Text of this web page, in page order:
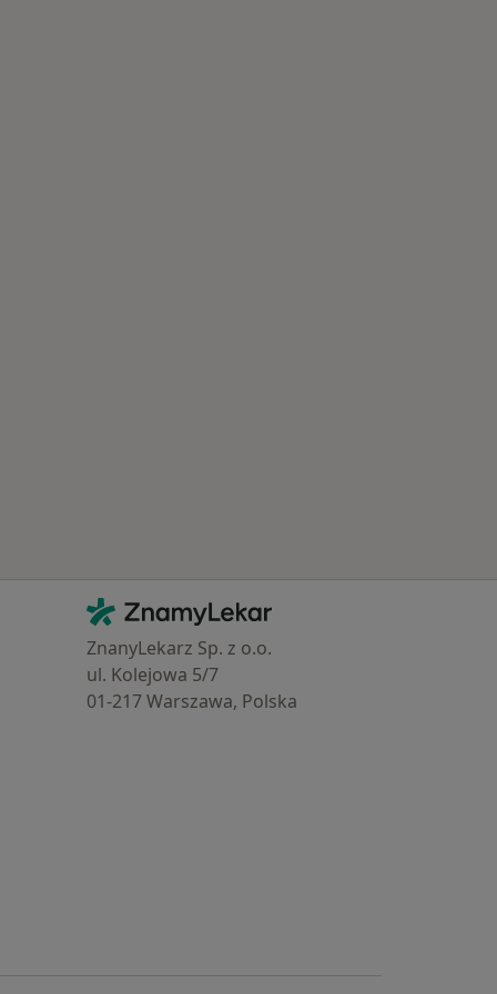
Kontakt
ZnamyLekar - Hlavní stránka
ZnanyLekarz Sp. z o.o.
ul. Kolejowa 5/7
01-217 Warszawa, Polska